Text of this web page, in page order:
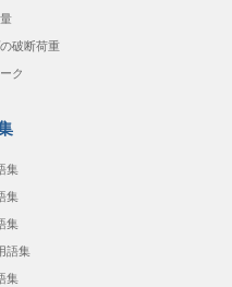
破断荷重
ク
集
集
集
語集
集